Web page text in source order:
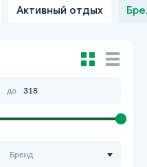
Активный отдых
до
Бренд